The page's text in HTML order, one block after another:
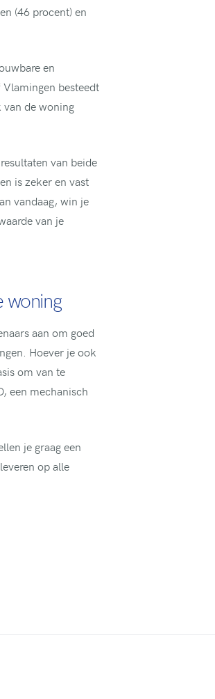
(46 procent) en
en
besteedt
van de woning
van beide
is zeker en vast
vandaag, win je
van je
woning
aan om goed
Hoever je ook
om van te
een mechanisch
je graag een
op alle